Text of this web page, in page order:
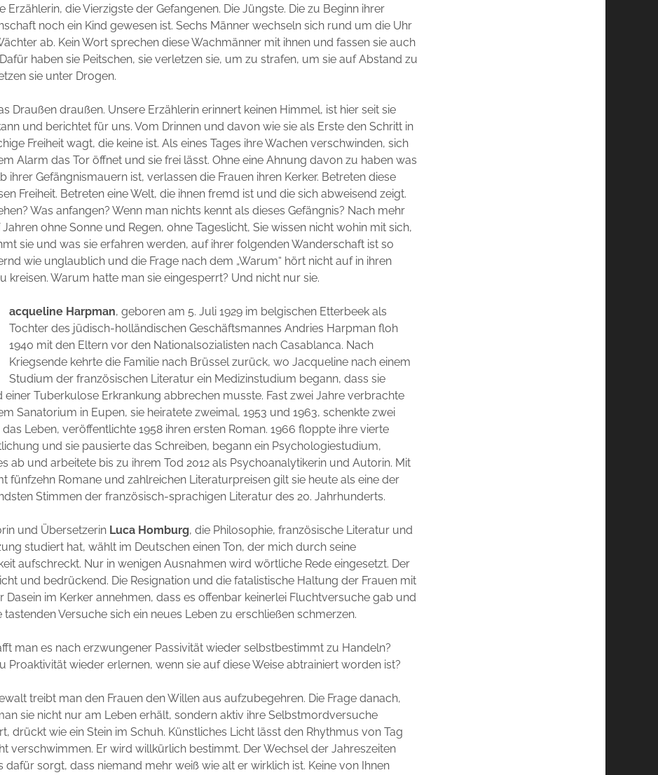
Erzählerin, die Vierzigste der Gefangenen. Die Jüngste. Die zu Beginn ihrer
noch ein Kind gewesen ist. Sechs Männer wechseln sich rund um die Uhr
ab. Kein Wort sprechen diese Wachmänner mit ihnen und fassen sie auch
haben sie Peitschen, sie verletzen sie, um zu strafen, um sie auf Abstand zu
sie unter Drogen.
Draußen draußen. Unsere Erzählerin erinnert keinen Himmel, ist hier seit sie
und berichtet für uns. Vom Drinnen und davon wie sie als Erste den Schritt in
Freiheit wagt, die keine ist. Als eines Tages ihre Wachen verschwinden, sich
Alarm das Tor öffnet und sie frei lässt. Ohne eine Ahnung davon zu haben was
ihrer Gefängnismauern ist, verlassen die Frauen ihren Kerker. Betreten diese
Freiheit. Betreten eine Welt, die ihnen fremd ist und die sich abweisend zeigt.
Was anfangen? Wenn man nichts kennt als dieses Gefängnis? Nach mehr
ohne Sonne und Regen, ohne Tageslicht, Sie wissen nicht wohin mit sich,
sie und was sie erfahren werden, auf ihrer folgenden Wanderschaft ist so
wie unglaublich und die Frage nach dem „Warum“ hört nicht auf in ihren
kreisen. Warum hatte man sie eingesperrt? Und nicht nur sie.
acqueline Harpman, geboren am 5. Juli 1929 im belgischen Etterbeek als
Tochter des jüdisch-holländischen Geschäftsmannes Andries Harpman floh
1940 mit den Eltern vor den Nationalsozialisten nach Casablanca. Nach
Kriegsende kehrte die Familie nach Brüssel zurück, wo Jacqueline nach einem
Studium der französischen Literatur ein Medizinstudium begann, dass sie
einer Tuberkulose Erkrankung abbrechen musste. Fast zwei Jahre verbrachte
Sanatorium in Eupen, sie heiratete zweimal, 1953 und 1963, schenkte zwei
Leben, veröffentlichte 1958 ihren ersten Roman. 1966 floppte ihre vierte
und sie pausierte das Schreiben, begann ein Psychologiestudium,
ab und arbeitete bis zu ihrem Tod 2012 als Psychoanalytikerin und Autorin. Mit
fünfzehn Romane und zahlreichen Literaturpreisen gilt sie heute als eine der
Stimmen der französisch-sprachigen Literatur des 20. Jahrhunderts.
und Übersetzerin Luca Homburg, die Philosophie, französische Literatur und
studiert hat, wählt im Deutschen einen Ton, der mich durch seine
aufschreckt. Nur in wenigen Ausnahmen wird wörtliche Rede eingesetzt. Der
und bedrückend. Die Resignation und die fatalistische Haltung der Frauen mit
Dasein im Kerker annehmen, dass es offenbar keinerlei Fluchtversuche gab und
tastenden Versuche sich ein neues Leben zu erschließen schmerzen.
man es nach erzwungener Passivität wieder selbstbestimmt zu Handeln?
Proaktivität wieder erlernen, wenn sie auf diese Weise abtrainiert worden ist?
treibt man den Frauen den Willen aus aufzubegehren. Die Frage danach,
sie nicht nur am Leben erhält, sondern aktiv ihre Selbstmordversuche
drückt wie ein Stein im Schuh. Künstliches Licht lässt den Rhythmus von Tag
verschwimmen. Er wird willkürlich bestimmt. Der Wechsel der Jahreszeiten
dafür sorgt, dass niemand mehr weiß wie alt er wirklich ist. Keine von Ihnen